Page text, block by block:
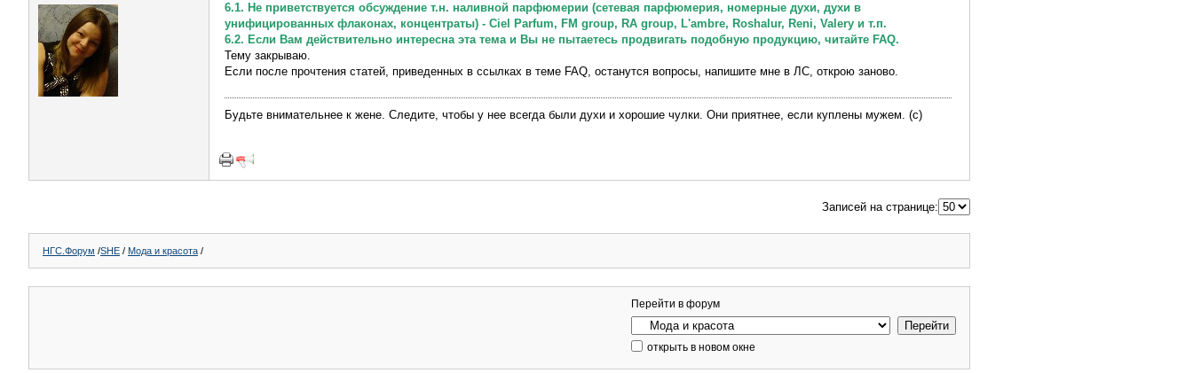
6.1. Не приветствуется обсуждение т.н. наливной парфюмерии (сетевая парфюмерия, номерные духи, духи в
унифицированных флаконах, концентраты) - Ciel Parfum, FM group, RA group, L'ambre, Roshalur, Reni, Valery и т.п.
6.2. Если Вам действительно интересна эта тема и Вы не пытаетесь продвигать подобную продукцию, читайте FAQ.
Тему закрываю.
Если после прочтения статей, приведенных в ссылках в теме FAQ, останутся вопросы, напишите мне в ЛС, открою заново.
Будьте внимательнее к жене. Следите, чтобы у нее всегда были духи и хорошие чулки. Они приятнее, если куплены мужем. (с)
Записей на странице:
НГС.Форум /SHE / Мода и красота /
Перейти в форум
открыть в новом окне